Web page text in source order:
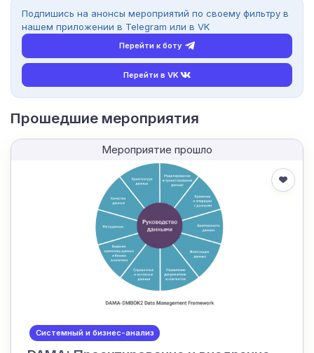
Подпишись на анонсы мероприятий по своему фильтру в
нашем приложении в Telegram или в VK
Перейти к боту
Перейти в VK
Прошедшие мероприятия
Мероприятие прошло
Системный и бизнес-анализ